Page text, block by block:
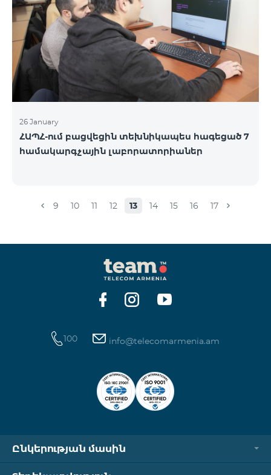
26 January
ՀԱՊՀ-ում բացվեցին տեխնիկապես հագեցած 7
համակարգչային լաբորատորիաներ
9 10 11 12 13 14 15 16 17
100 info@telecomarmenia.am
Ընկերության մասին